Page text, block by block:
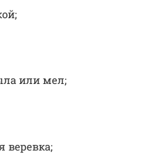
или мел;
веревка;